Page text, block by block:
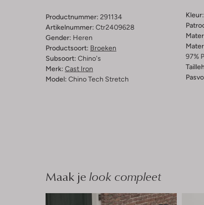
Productnummer: 291134
Artikelnummer: Ctr2409628
Gender: Heren
Productsoort: Broeken
Subsoort: Chino's
Merk: Cast Iron
Model: Chino Tech Stretch
Kleur:
97%
Maak je look compleet